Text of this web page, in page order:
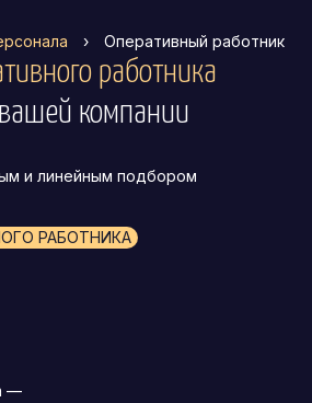
› Оперативный работник
работника
компании
и линейным подбором
РАБОТНИКА
—